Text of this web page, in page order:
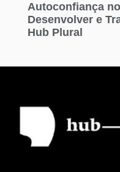
Autoconfiança
Desenvolver e
Hub Plural